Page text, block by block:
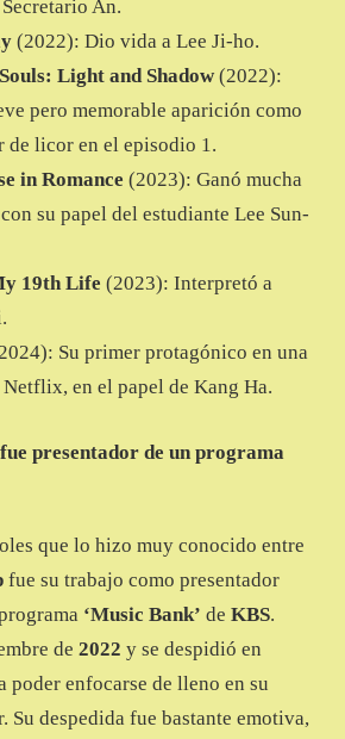
An.
(2022): Dio vida a Lee Ji-ho.
Light and Shadow (2022):
pero memorable aparición como
de licor en el episodio 1.
in Romance (2023): Ganó mucha
su papel del estudiante Lee Sun-
19th Life (2023): Interpretó a
Su primer protagónico en una
Netflix, en el papel de Kang Ha.
presentador de un programa
que lo hizo muy conocido entre
fue su trabajo como presentador
‘Music Bank’ de KBS.
de 2022 y se despidió en
poder enfocarse de lleno en su
Su despedida fue bastante emotiva,